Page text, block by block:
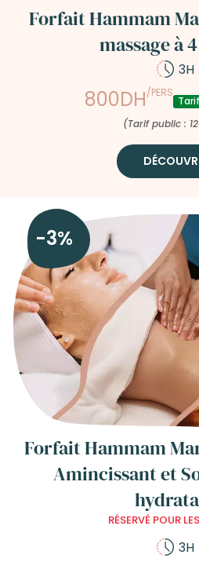
Forfait Hammam
massage à
3H
800DH/PERS
(Tarif public :
-3%
Forfait Hammam
Amincissant et
RÉSERVÉ POUR
3H